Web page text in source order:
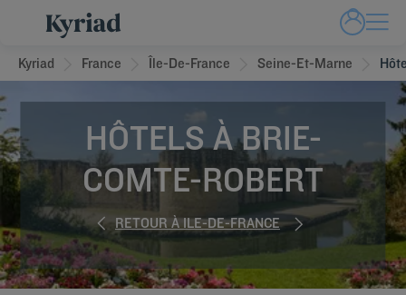
Kyriad France Île-De-France Seine-Et-Marne
HÔTELS À BRIE-
COMTE-ROBERT
RETOUR À ILE-DE-FRANCE